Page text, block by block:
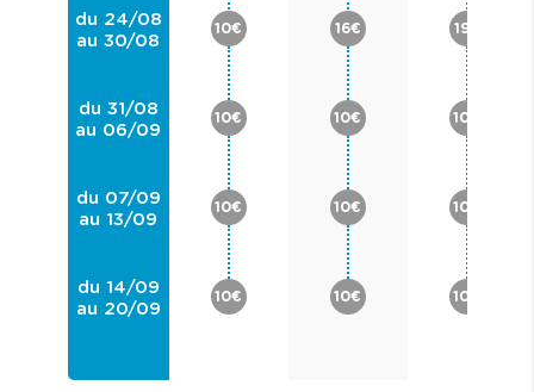
du 24/08
au 30/08
du 31/08
au 06/09
du 07/09
au 13/09
du 14/09
au 20/09
10€
10€
10€
10€
16€
10€
10€
10€
19€
10€
10€
10€